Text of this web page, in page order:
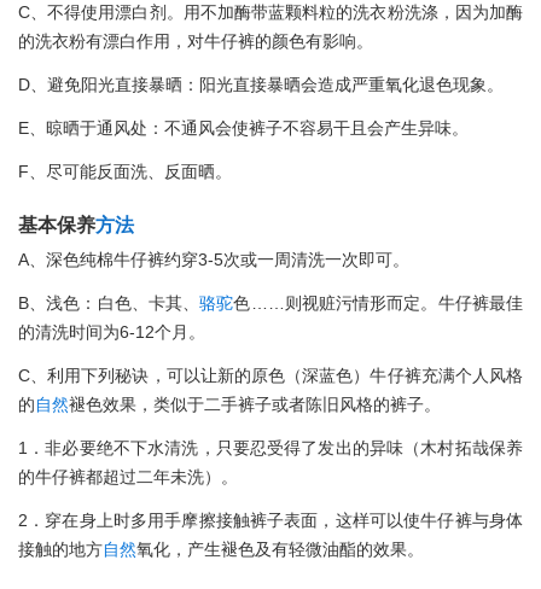
C、不得使用漂白剂。用不加酶带蓝颗料粒的洗衣粉洗涤，因为加酶
的洗衣粉有漂白作用，对牛仔裤的颜色有影响。
D、避免阳光直接暴晒：阳光直接暴晒会造成严重氧化退色现象。
E、晾晒于通风处：不通风会使裤子不容易干且会产生异味。
F、尽可能反面洗、反面晒。
基本保养方法
A、深色纯棉牛仔裤约穿3-5次或一周清洗一次即可。
B、浅色：白色、卡其、骆驼色……则视赃污情形而定。牛仔裤最佳
的清洗时间为6-12个月。
C、利用下列秘诀，可以让新的原色（深蓝色）牛仔裤充满个人风格
的自然褪色效果，类似于二手裤子或者陈旧风格的裤子。
1．非必要绝不下水清洗，只要忍受得了发出的异味（木村拓哉保养
的牛仔裤都超过二年未洗）。
2．穿在身上时多用手摩擦接触裤子表面，这样可以使牛仔裤与身体
接触的地方自然氧化，产生褪色及有轻微油酯的效果。